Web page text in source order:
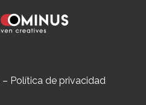
– Política de privacidad